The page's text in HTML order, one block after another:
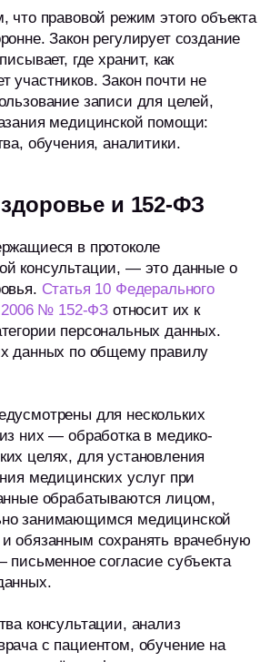
что правовой режим этого объекта
Закон регулирует создание
где хранит, как
участников. Закон почти не
записи для целей,
медицинской помощи:
обучения, аналитики.
и 152-ФЗ
в протоколе
консультации, — это данные о
Статья 10 Федерального
№ 152-ФЗ относит их к
персональных данных.
данных по общему правилу
для нескольких
них — обработка в медико-
целях, для установления
медицинских услуг при
обрабатываются лицом,
занимающимся медицинской
обязанным сохранять врачебную
письменное согласие субъекта
консультации, анализ
с пациентом, обучение на